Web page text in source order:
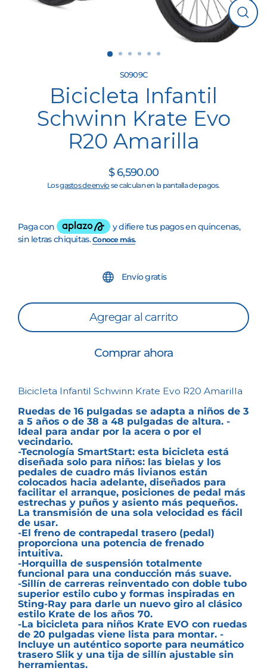
Cerrar
S0909C
Bicicleta Infantil
Schwinn Krate Evo
R20 Amarilla
Precio
habitual
$ 6,590.00
Losgastos de envío se calculan en la pantalla de pagos.
Envío gratis
Agregar al carrito
Comprar ahora
Bicicleta Infantil Schwinn Krate Evo R20 Amarilla
Ruedas de 16 pulgadas se adapta a niños de 3
a 5 años o de 38 a 48 pulgadas de altura. -
Ideal para andar por la acera o por el
vecindario.
-Tecnología SmartStart: esta bicicleta está
diseñada solo para niños: las bielas y los
pedales de cuadro más livianos están
colocados hacia adelante, diseñados para
facilitar el arranque, posiciones de pedal más
estrechas y puños y asiento más pequeños.
La transmisión de una sola velocidad es fácil
de usar.
-El freno de contrapedal trasero (pedal)
proporciona una potencia de frenado
intuitiva.
-Horquilla de suspensión totalmente
funcional para una conducción más suave.
-Sillín de carreras reinventado con doble tubo
superior estilo cubo y formas inspiradas en
Sting-Ray para darle un nuevo giro al clásico
estilo Krate de los años 70.
-La bicicleta para niños Krate EVO con ruedas
de 20 pulgadas viene lista para montar. -
Incluye un auténtico soporte para neumático
trasero Slik y una tija de sillín ajustable sin
herramientas.